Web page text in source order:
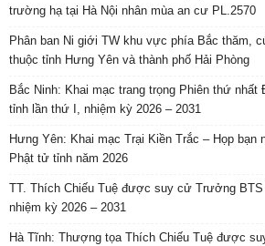
trường hạ tại Hà Nội nhân mùa an cư PL.2570
Phân ban Ni giới TW khu vực phía Bắc thăm,
thuộc tỉnh Hưng Yên và thành phố Hải Phòng
Bắc Ninh: Khai mạc trang trọng Phiên thứ nhất
tỉnh lần thứ I, nhiệm kỳ 2026 – 2031
Hưng Yên: Khai mạc Trại Kiền Trắc – Họp bạn
Phật tử tỉnh năm 2026
TT. Thích Chiếu Tuệ được suy cử Trưởng
nhiệm kỳ 2026 – 2031
Hà Tĩnh: Thượng tọa Thích Chiếu Tuệ được